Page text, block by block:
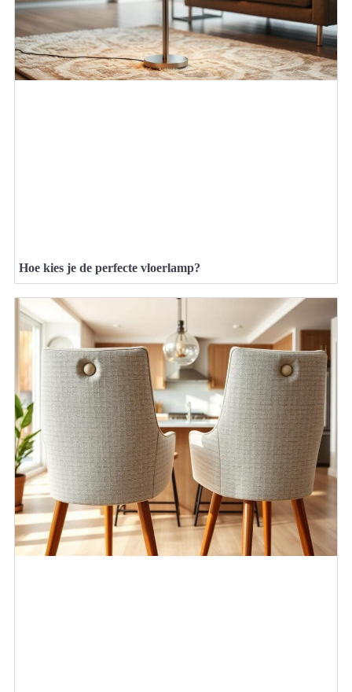
Hoe kies je de perfecte vloerlamp?